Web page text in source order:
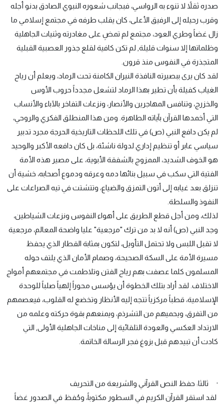
صدره ثقلاً لا تنوء به الرواسي، فبجانب شعوره النبوي الصادق بدنو أجله
وقرب رحيله إلى الرفيق الأعلى، كان يقلب طرفه في مجتمع إسلامي ما
زال غضاً وطري العود، مجتمع لم تمضِ على مغادرته وثنيات الجاهلية
وظلماتها إلا سنوات قليلة, لم تكن كافية لقلع جذور العصبية القبلية
المتجذرة في النفوس منذ قرون.
لقد كان يرى ببصيرته النافذة النيران الكامنة تحت الرماد، ويعلم أن رياح
الغياب كفيلة بأن تطير بهذا الرماد لتشعل مجدداً حروب الأوس
والخزرج، وتنافس المهاجرين والأنصار، ونزعات التفاخر بالآباء والأنساب
التي أخمدها القرآن بآياته الطاهرة. ومن هذا المنطلق الفكري والروحي،
لم يكن دافع النبي (ص) في تلك اللحظات التاريخية الحرجة مجرد تدبير
سياسي عابر أو تنظيم إداري لدولة ناشئة، بل كان دافعه الأكبر والوحيد
هو الخوف الشديد، الممزوج بالشفقة الأبوية، على مصير هذه الأمة
الفتية التي سكب في سبيل بنائها دمه وعرقه ودموع أصحابه، خشية أن
تنزلق بعد غيابه إلى أتون التمزق والضياع، وتتشتت في تيه الصراعات على
النفوذ والسلطة.
لذلك، ومن أجل قطع الطريق على أهواء النفوس ونزعات الشياطين،
وجد النبي (ص) أنه لا بد من ترك "مرجعية" عليا واضحة المعالم، مرجعية
لا تقبل اللبس ولا تحتمل التأويل، لتكون بمثابة القطار الذي يحفظ
مسيرة الأمة على السكة الصحيحة، وصمام الأمان الذي يلتف حوله
المسلمون كلما عصفت بهم رياح الفتن وتلاطمت في مجتمعهم أمواج
الاختلاف. لقد أراد بتلك الخطوة أن يؤسس محوراً إلهياً صلباً للوحدة
الإسلامية، قطباً مركزياً تتجه إليه الأنظار وتخضع له القلوب، فيعصمهم
من التفرق، ويحميهم من التشرذم، ويمنعهم بقوة حركته وعلمه من
الارتداد العكسي والعودة التلقائية إلى مناخات الجاهلية الأولى, التي
كادت أن تبيدهم قبل بزوغ فجر الرسالة الخاتمة.
· ثالثا: حفظ النص القرآني والشريعة من التحريف
لقد استقر القرآن الكريم في السطور مكتوباً، وحُفظ في الصدور غضاً